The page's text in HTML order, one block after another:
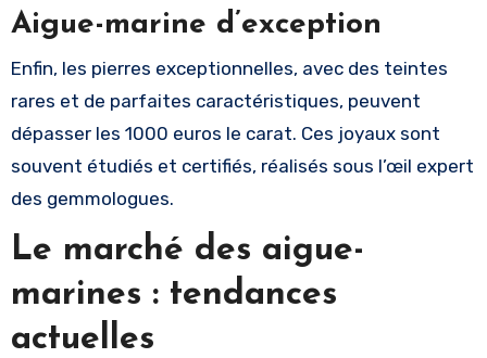
Aigue-marine d’exception
Enfin, les pierres exceptionnelles, avec des teintes
rares et de parfaites caractéristiques, peuvent
dépasser les 1000 euros le carat. Ces joyaux sont
souvent étudiés et certifiés, réalisés sous l’œil expert
des gemmologues.
Le marché des aigue-
marines : tendances
actuelles